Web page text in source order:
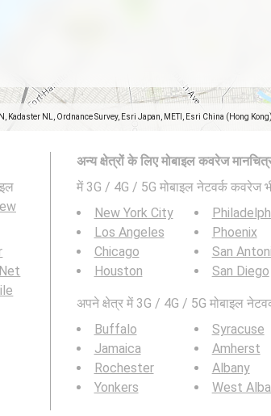
Kadaster NL, Ordnance Survey, Esri Japan, METI, Esri China (Hong
अन्य क्षेत्रों के लिए मोबाइल कवरेज
में 3G / 4G / 5G मोबाइल नेटवर्क कवरेज
New York City
Los Angeles
Chicago
Houston
Phoenix
San
San Diego
अपने क्षेत्र में 3G / 4G / 5G मोबाइल
Buffalo
Jamaica
Rochester
Yonkers
Syracuse
Amherst
Albany
West